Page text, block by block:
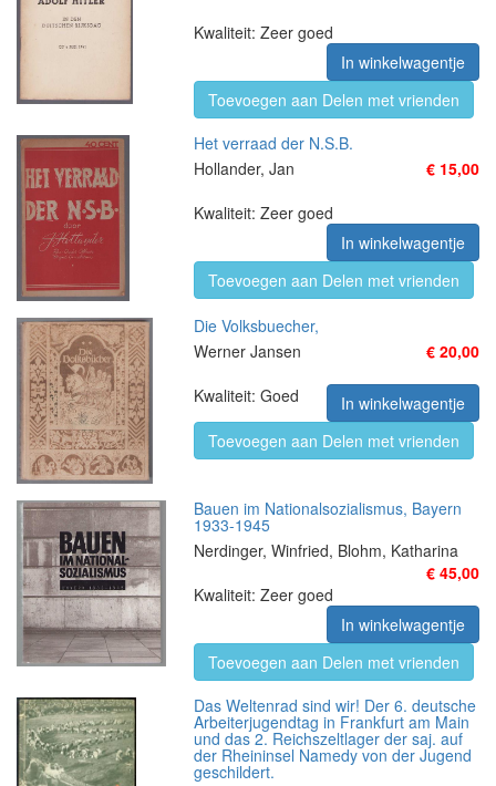
Kwaliteit: Zeer goed
In winkelwagentje
Toevoegen aan Delen met vrienden
Het verraad der N.S.B.
Hollander, Jan
€ 15,00
Kwaliteit: Zeer goed
In winkelwagentje
Toevoegen aan Delen met vrienden
Die Volksbuecher,
Werner Jansen
€ 20,00
Kwaliteit: Goed
In winkelwagentje
Toevoegen aan Delen met vrienden
Bauen im Nationalsozialismus, Bayern
1933-1945
Nerdinger, Winfried, Blohm, Katharina
€ 45,00
Kwaliteit: Zeer goed
In winkelwagentje
Toevoegen aan Delen met vrienden
Das Weltenrad sind wir! Der 6. deutsche
Arbeiterjugendtag in Frankfurt am Main
und das 2. Reichszeltlager der saj. auf
der Rheininsel Namedy von der Jugend
geschildert.